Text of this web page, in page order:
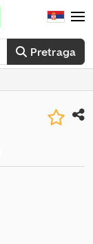
Pretraga